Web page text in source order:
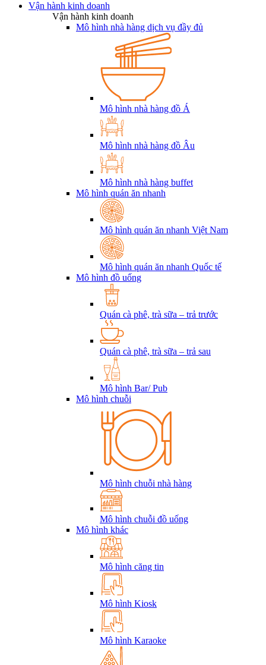
Vận hành kinh doanh
Vận hành kinh doanh
Mô hình nhà hàng dịch vụ đầy đủ
Mô hình nhà hàng đồ Á
Mô hình nhà hàng đồ Âu
Mô hình nhà hàng buffet
Mô hình quán ăn nhanh
Mô hình quán ăn nhanh Việt Nam
Mô hình quán ăn nhanh Quốc tế
Mô hình đồ uống
Quán cà phê, trà sữa – trả trước
Quán cà phê, trà sữa – trả sau
Mô hình Bar/ Pub
Mô hình chuỗi
Mô hình chuỗi nhà hàng
Mô hình chuỗi đồ uống
Mô hình khác
Mô hình căng tin
Mô hình Kiosk
Mô hình Karaoke